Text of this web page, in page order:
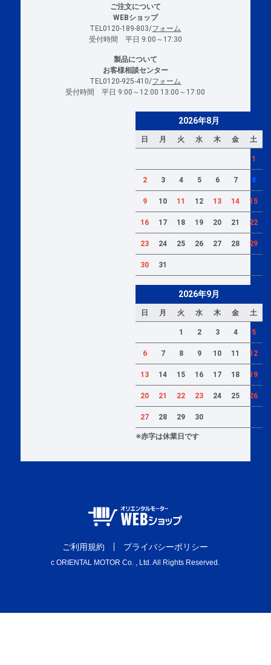
ご注文について
WEBショップ
TEL0120-189-803/フォーム
受付時間 平日 9:00～17:30
製品について
お客様相談センター
TEL0120-925-410/フォーム
受付時間 平日 9:00～12:00 13:00～17:00
ご利用規約 プライバシーポリシー
c ORIENTAL MOTOR Co. , Ltd. All Rights Reserved.
2026年8月
日 月 火 水 木 金 土
1
2 3 4 5 6 7 8
9 10 11 12 13 14 15
16 17 18 19 20 21 22
23 24 25 26 27 28 29
30 31
2026年9月
日 月 火 水 木 金 土
1 2 3 4 5
6 7 8 9 10 11 12
13 14 15 16 17 18 19
20 21 22 23 24 25 26
27 28 29 30
※赤字は休業日です